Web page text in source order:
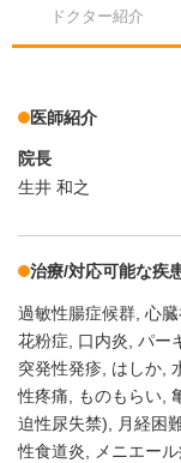
ドクター紹介
医師紹介
院長
生井 和之
治療/対応可能な疾
過敏性腸症候群 心
花粉症
口内炎 パー
突発性発疹 はしか
性疼痛
ものもらい
迫性尿失禁)
月経困
性食道炎
メニエー